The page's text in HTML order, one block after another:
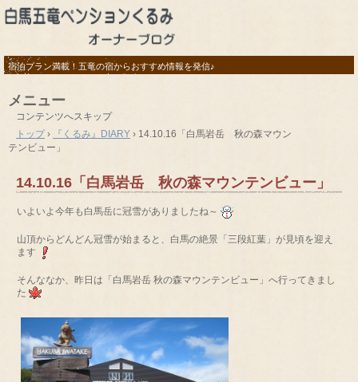
宿泊プラン満載！五竜の宿からおすすめ情報を発信♪
メニュー
コンテンツへスキップ
トップ › 『くるみ』DIARY › 14.10.16「白馬岩岳 秋の森マウン
テンビュー」
14.10.16「白馬岩岳 秋の森マウンテンビュー」
いよいよ今年も白馬岳に冠雪がありましたね～
山頂からどんどん冠雪が始まると、白馬の絶景「三段紅葉」が見頃を迎え
ます
そんななか、昨日は「白馬岩岳 秋の森マウンテンビュー」へ行ってきまし
た